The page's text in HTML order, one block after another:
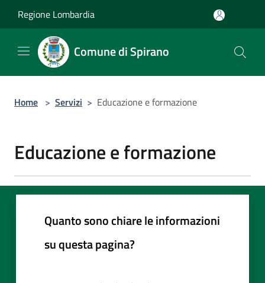
Regione Lombardia
Comune di Spirano
Home > Servizi > Educazione e formazione
Educazione e formazione
Quanto sono chiare le informazioni
su questa pagina?